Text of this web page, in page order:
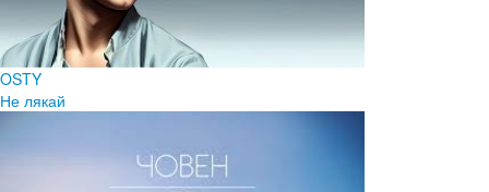
OSTY
Не лякай